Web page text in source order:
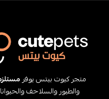
متجر كيوت بيتس يوفر
والطيور والسلاحف